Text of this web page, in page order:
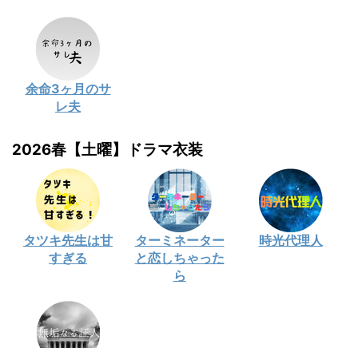
余命3ヶ月のサ
レ夫
2026春【土曜】ドラマ衣装
タツキ先生は甘
すぎる
ターミネーター
と恋しちゃった
ら
時光代理人